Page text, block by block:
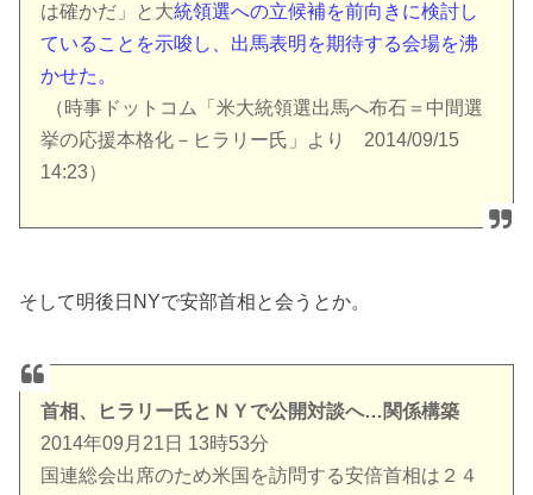
は確かだ」と大統領選への立候補を前向きに検討し
ていることを示唆し、出馬表明を期待する会場を沸
かせた。
（時事ドットコム「米大統領選出馬へ布石＝中間選
挙の応援本格化－ヒラリー氏」より 2014/09/15
14:23）
そして明後日NYで安部首相と会うとか。
首相、ヒラリー氏とＮＹで公開対談へ…関係構築
2014年09月21日 13時53分
国連総会出席のため米国を訪問する安倍首相は２４